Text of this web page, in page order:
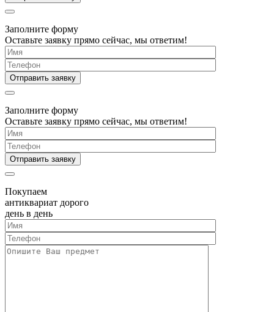
Заполните форму
Оставьте заявку прямо сейчас, мы ответим!
Заполните форму
Оставьте заявку прямо сейчас, мы ответим!
Покупаем
антиквариат дорого
день в день